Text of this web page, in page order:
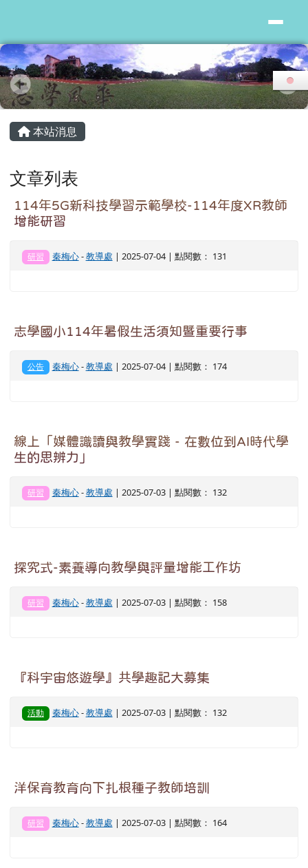
主內容區域
本站消息
文章列表
114年5G新科技學習示範學校-114年度XR教師
增能研習
研習 秦梅心-教導處 | 2025-07-04 | 點閱數： 131
志學國小114年暑假生活須知暨重要行事
公告 秦梅心-教導處 | 2025-07-04 | 點閱數： 174
線上「媒體識讀與教學實踐 - 在數位到AI時代學
生的思辨力」
研習 秦梅心-教導處 | 2025-07-03 | 點閱數： 132
探究式-素養導向教學與評量增能工作坊
研習 秦梅心-教導處 | 2025-07-03 | 點閱數： 158
『科宇宙悠遊學』共學趣記大募集
活動 秦梅心-教導處 | 2025-07-03 | 點閱數： 132
洋保育教育向下扎根種子教師培訓
研習 秦梅心-教導處 | 2025-07-03 | 點閱數： 164
頁尾區域